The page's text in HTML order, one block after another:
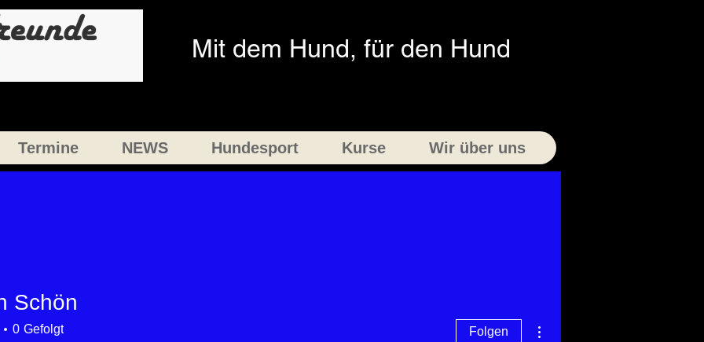
Mit dem Hund, für den Hund
Termine NEWS Hundesport Kurse Wir über uns
Schön
0 Gefolgt Folgen